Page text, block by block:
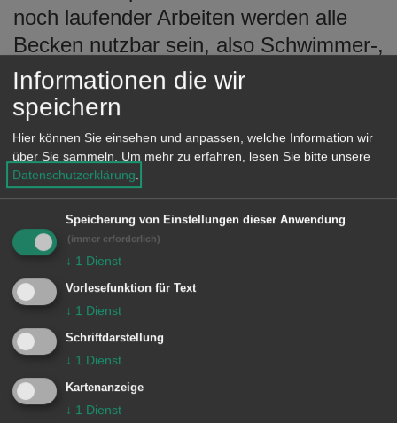
noch laufender Arbeiten werden alle
Becken nutzbar sein, also Schwimmer-,
Nichtschwimmer- und Planschbecken.
Das Hauptgebäude selbst steht in
dieser Freibadsaison nicht zur
Verfügung. Der Haupteingang in der
Steinstraße wird aufgrund der
laufenden Baumaßnahmen
geschlossen bleiben. Badegäste
gelangen, vom Parkplatz kommend,
über die Technikzufahrt zum
provisorischen Zugang zwischen
Tennisanlage und Bad. Auch der Kiosk
wird in dieser Saison geschlossen
bleiben.
Informationen die wir
speichern
Hier können Sie einsehen und anpassen, welche Information wir
über Sie sammeln. Um mehr zu erfahren, lesen Sie bitte unsere
Datenschutzerklärung.
Speicherung von Einstellungen dieser Anwendung
(immer erforderlich)
↓ 1 Dienst
Vorlesefunktion für Text
↓ 1 Dienst
Schriftdarstellung
↓ 1 Dienst
Kartenanzeige
↓ 1 Dienst